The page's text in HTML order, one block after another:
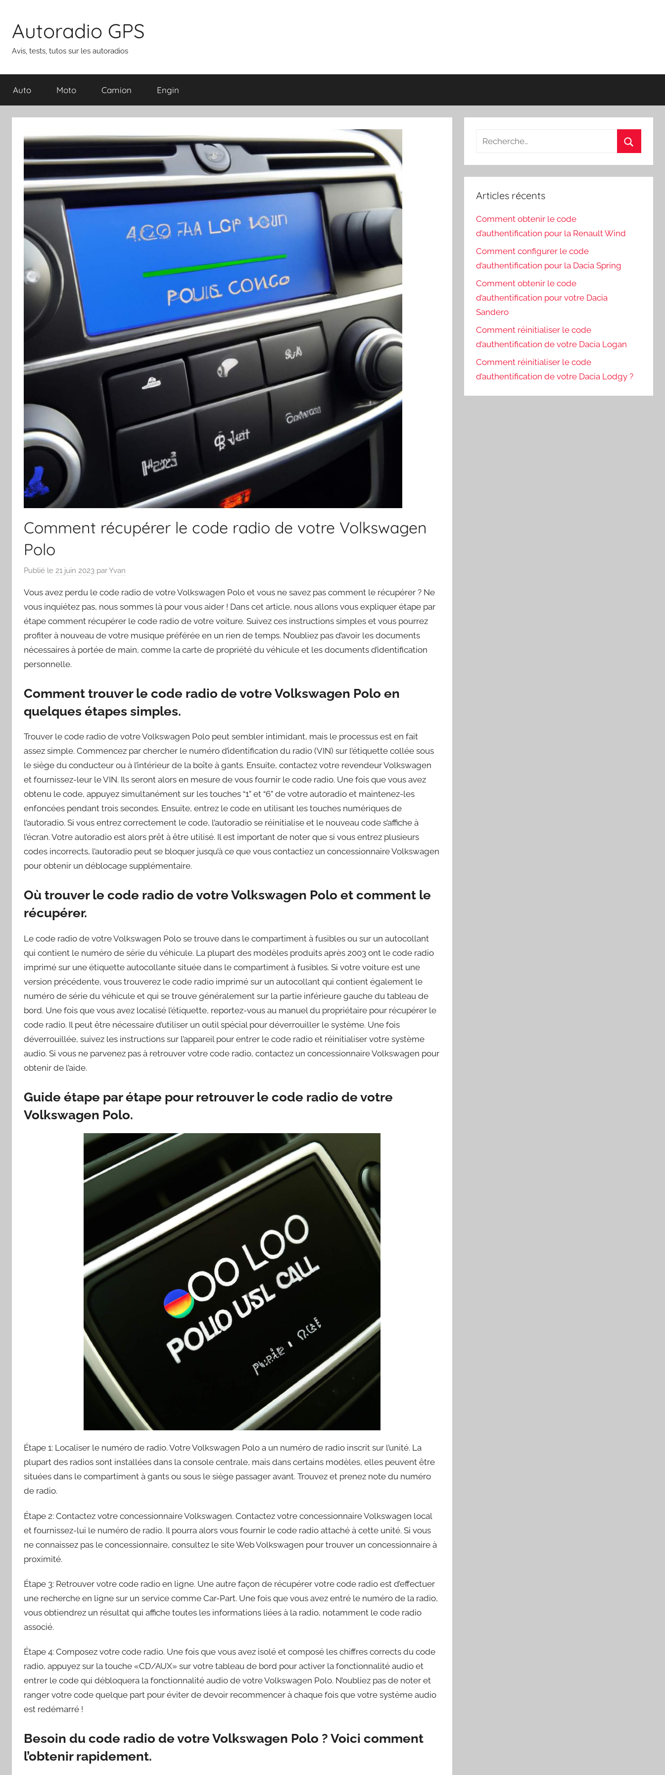
contenu
Autoradio GPS
Avis, tests, tutos sur les autoradios
Auto Moto Camion Engin
Comment récupérer le code radio de votre Volkswagen
Polo
Publié le 21 juin 2023 parYvan
Vous avez perdu le code radio de votre Volkswagen Polo et vous ne savez pas comment le récupérer ? Ne
vous inquiétez pas, nous sommes là pour vous aider ! Dans cet article, nous allons vous expliquer étape par
étape comment récupérer le code radio de votre voiture. Suivez ces instructions simples et vous pourrez
profiter à nouveau de votre musique préférée en un rien de temps. N’oubliez pas d’avoir les documents
nécessaires à portée de main, comme la carte de propriété du véhicule et les documents d’identification
personnelle.
Comment trouver le code radio de votre Volkswagen Polo en
quelques étapes simples.
Trouver le code radio de votre Volkswagen Polo peut sembler intimidant, mais le processus est en fait
assez simple. Commencez par chercher le numéro d’identification du radio (VIN) sur l’étiquette collée sous
le siège du conducteur ou à l’intérieur de la boîte à gants. Ensuite, contactez votre revendeur Volkswagen
et fournissez-leur le VIN. Ils seront alors en mesure de vous fournir le code radio. Une fois que vous avez
obtenu le code, appuyez simultanément sur les touches “1” et “6” de votre autoradio et maintenez-les
enfoncées pendant trois secondes. Ensuite, entrez le code en utilisant les touches numériques de
l’autoradio. Si vous entrez correctement le code, l’autoradio se réinitialise et le nouveau code s’affiche à
l’écran. Votre autoradio est alors prêt à être utilisé. Il est important de noter que si vous entrez plusieurs
codes incorrects, l’autoradio peut se bloquer jusqu’à ce que vous contactiez un concessionnaire Volkswagen
pour obtenir un déblocage supplémentaire.
Où trouver le code radio de votre Volkswagen Polo et comment le
récupérer.
Le code radio de votre Volkswagen Polo se trouve dans le compartiment à fusibles ou sur un autocollant
qui contient le numéro de série du véhicule. La plupart des modèles produits après 2003 ont le code radio
imprimé sur une étiquette autocollante située dans le compartiment à fusibles. Si votre voiture est une
version précédente, vous trouverez le code radio imprimé sur un autocollant qui contient également le
numéro de série du véhicule et qui se trouve généralement sur la partie inférieure gauche du tableau de
bord. Une fois que vous avez localisé l’étiquette, reportez-vous au manuel du propriétaire pour récupérer le
code radio. Il peut être nécessaire d’utiliser un outil spécial pour déverrouiller le système. Une fois
déverrouillée, suivez les instructions sur l’appareil pour entrer le code radio et réinitialiser votre système
audio. Si vous ne parvenez pas à retrouver votre code radio, contactez un concessionnaire Volkswagen pour
obtenir de l’aide.
Guide étape par étape pour retrouver le code radio de votre
Volkswagen Polo.
Étape 1: Localiser le numéro de radio. Votre Volkswagen Polo a un numéro de radio inscrit sur l’unité. La
plupart des radios sont installées dans la console centrale, mais dans certains modèles, elles peuvent être
situées dans le compartiment à gants ou sous le siège passager avant. Trouvez et prenez note du numéro
de radio.
Étape 2: Contactez votre concessionnaire Volkswagen. Contactez votre concessionnaire Volkswagen local
et fournissez-lui le numéro de radio. Il pourra alors vous fournir le code radio attaché à cette unité. Si vous
ne connaissez pas le concessionnaire, consultez le site Web Volkswagen pour trouver un concessionnaire à
proximité.
Étape 3: Retrouver votre code radio en ligne. Une autre façon de récupérer votre code radio est d’effectuer
une recherche en ligne sur un service comme Car-Part. Une fois que vous avez entré le numéro de la radio,
vous obtiendrez un résultat qui affiche toutes les informations liées à la radio, notamment le code radio
associé.
Étape 4: Composez votre code radio. Une fois que vous avez isolé et composé les chiffres corrects du code
radio, appuyez sur la touche «CD/AUX» sur votre tableau de bord pour activer la fonctionnalité audio et
entrer le code qui débloquera la fonctionnalité audio de votre Volkswagen Polo. N’oubliez pas de noter et
ranger votre code quelque part pour éviter de devoir recommencer à chaque fois que votre système audio
est redémarré !
Besoin du code radio de votre Volkswagen Polo ? Voici comment
l’obtenir rapidement.
Recherche
:
Articles récents
Comment obtenir le code
d’authentification pour la Renault Wind
Comment configurer le code
d’authentification pour la Dacia Spring
Comment obtenir le code
d’authentification pour votre Dacia
Sandero
Comment réinitialiser le code
d’authentification de votre Dacia Logan
Comment réinitialiser le code
d’authentification de votre Dacia Lodgy ?